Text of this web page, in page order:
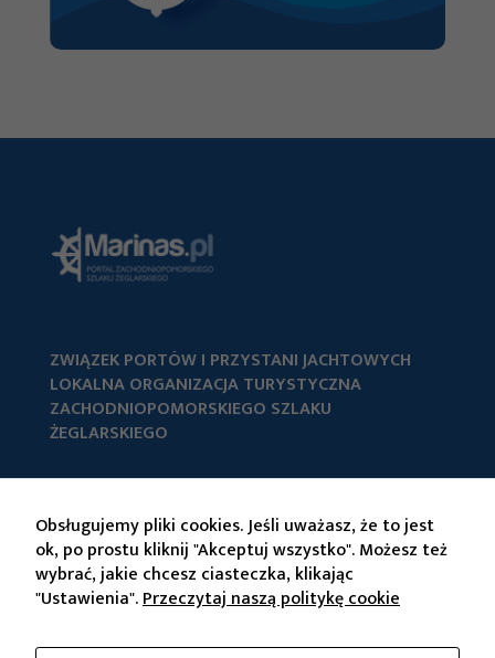
ZWIĄZEK PORTÓW I PRZYSTANI JACHTOWYCH
LOKALNA ORGANIZACJA TURYSTYCZNA
ZACHODNIOPOMORSKIEGO SZLAKU
ŻEGLARSKIEGO
70-415 Szczecin
E-mail:biuro@marinas.sla.foreto.com
Obsługujemy pliki cookies. Jeśli uważasz, że to jest
ok, po prostu kliknij "Akceptuj wszystko". Możesz też
wybrać, jakie chcesz ciasteczka, klikając
"Ustawienia".Przeczytaj naszą politykę cookie